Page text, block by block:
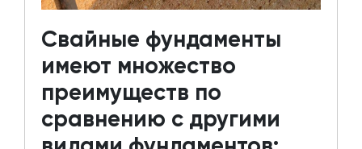
Свайные фундаменты
имеют множество
преимуществ по
сравнению с другими